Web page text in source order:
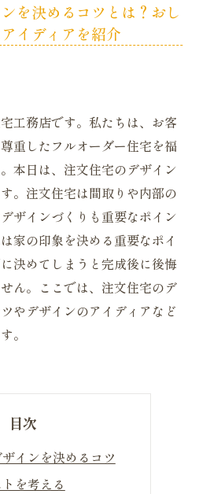
を決めるコツとは？おし
イディアを紹介
工務店です。私たちは、お客
重したフルオーダー住宅を福
本日は、注文住宅のデザイン
。注文住宅は間取りや内部の
ザインづくりも重要なポイン
家の印象を決める重要なポイ
決めてしまうと完成後に後悔
ん。ここでは、注文住宅のデ
やデザインのアイディアなど
。
目次
インを決めるコツ
を考える